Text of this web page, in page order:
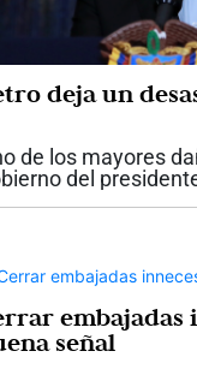
deja un
de los mayores
del
ve a simple vista.
embajadas
señal